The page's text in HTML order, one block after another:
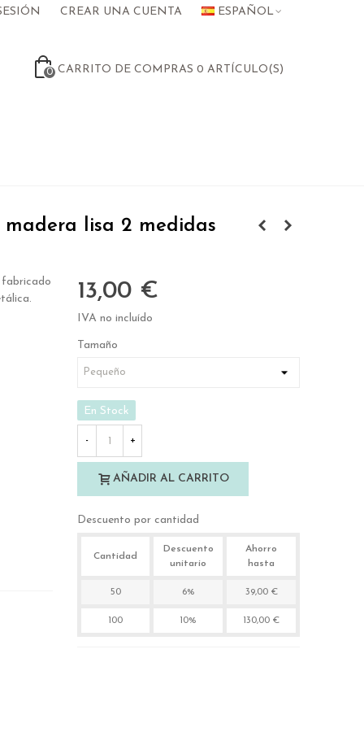
CREAR UNA CUENTA ESPAÑOL
0 CARRITO DE COMPRAS 0 ARTÍCULO(S)
madera lisa 2 medidas
fabricado
13,00 €
IVA no incluído
Tamaño
En Stock
- +
AÑADIR AL CARRITO
Descuento por cantidad
Cantidad
Descuento
unitario
Ahorro
hasta
50 6% 39,00 €
100 10% 130,00 €